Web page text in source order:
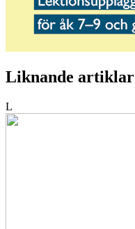
Liknande artiklar
L